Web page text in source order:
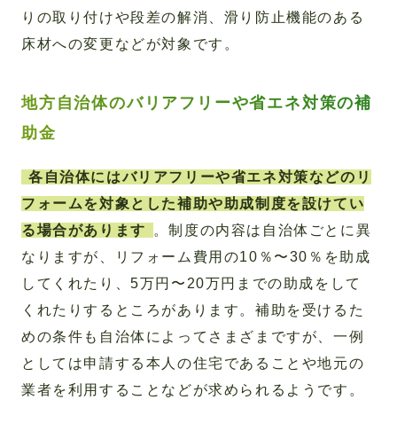
りの取り付けや段差の解消、滑り防止機能のある
床材への変更などが対象です。
地方自治体のバリアフリーや省エネ対策の補
助金
各自治体にはバリアフリーや省エネ対策などのリ
フォームを対象とした補助や助成制度を設けてい
る場合があります
。制度の内容は自治体ごとに異
なりますが、リフォーム費用の10％〜30％を助成
してくれたり、5万円〜20万円までの助成をして
くれたりするところがあります。補助を受けるた
めの条件も自治体によってさまざまですが、一例
としては申請する本人の住宅であることや地元の
業者を利用することなどが求められるようです。